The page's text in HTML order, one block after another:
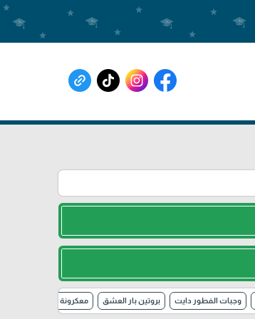
وجبات الفطور دايت بروتين بار العشق معكرونة + أرز + بذور